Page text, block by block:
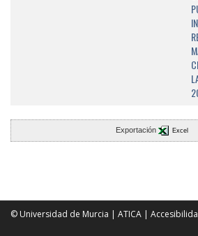
Exportación Excel
© Universidad de Murcia | ATICA |